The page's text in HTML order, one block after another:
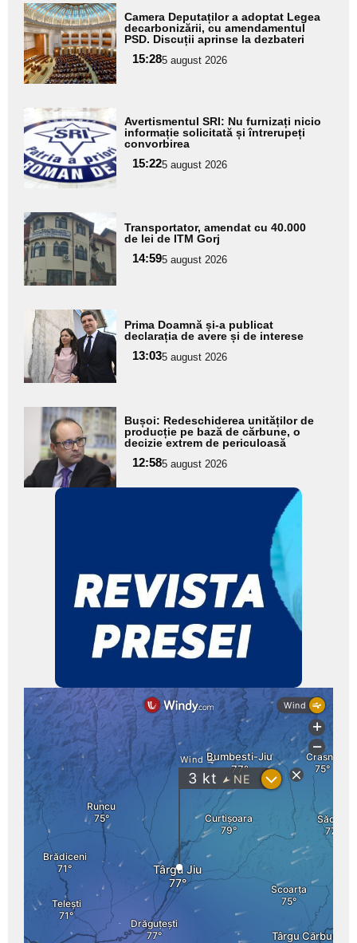
Adaugă
aici textul
pentru
subtitlu
Camera Deputaților a adoptat Legea
decarbonizării, cu amendamentul
PSD. Discuții aprinse la dezbateri
15:285 august 2026
Adaugă
aici textul
pentru
subtitlu
Avertismentul SRI: Nu furnizați nicio
informație solicitată și întrerupeți
convorbirea
15:225 august 2026
Adaugă
aici textul
pentru
subtitlu
Transportator, amendat cu 40.000
de lei de ITM Gorj
14:595 august 2026
Adaugă
aici textul
pentru
subtitlu
Prima Doamnă și-a publicat
declarația de avere și de interese
13:035 august 2026
Adaugă
aici textul
pentru
subtitlu
Bușoi: Redeschiderea unităților de
producție pe bază de cărbune, o
decizie extrem de periculoasă
12:585 august 2026